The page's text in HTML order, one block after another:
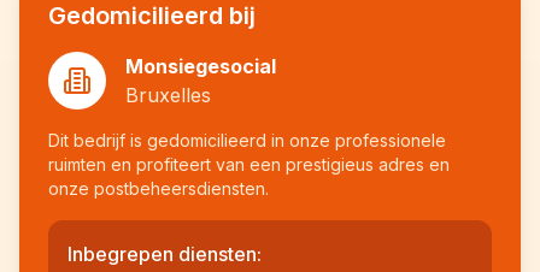
Gedomicilieerd bij
Monsiegesocial
Bruxelles
Dit bedrijf is gedomicilieerd in onze professionele
ruimten en profiteert van een prestigieus adres en
onze postbeheersdiensten.
Inbegrepen diensten: